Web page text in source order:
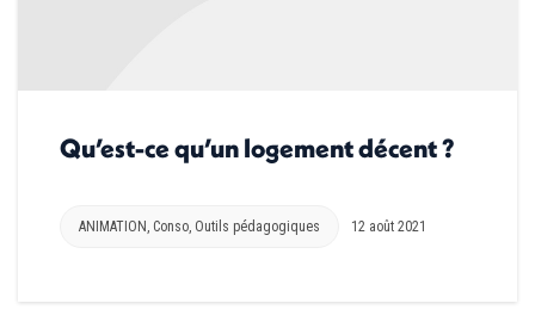
Qu’est-ce qu’un logement décent ?
ANIMATION Conso Outils pédagogiques 12 août 2021